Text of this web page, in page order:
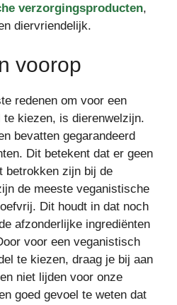
verzorgingsproducten,
diervriendelijk.
voorop
redenen om voor een
kiezen, is dierenwelzijn.
bevatten gegarandeerd
Dit betekent dat er geen
betrokken zijn bij de
de meeste veganistische
Dit houdt in dat noch
afzonderlijke ingrediënten
voor een veganistisch
te kiezen, draag je bij aan
niet lijden voor onze
goed gevoel te weten dat